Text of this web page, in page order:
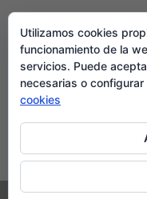
Sede
C/ Arcipreste de
28015 – Madrid
Teléfono: 91 544 80
Mail:
Utilizamos cookies
funcionamiento de la
servicios. Puede
necesarias o
cookies